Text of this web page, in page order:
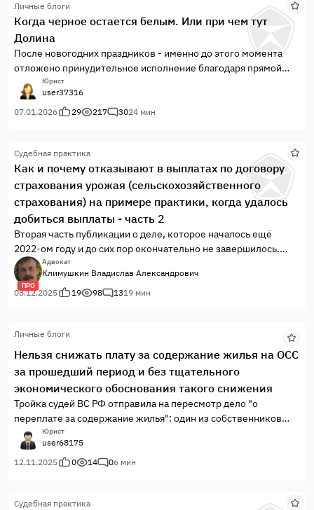
принцип: ваше поведение должно быть последовательным.
Если вы вчера пили с контрагентом чай и признавали
договор, а сегодня в суде заявляете, что «подпись не моя и
кружка не та», – готовьтесь к встрече с доктриной venire
contra factum proprium (запрет противоречивого поведения).
Вот ваш чек-лист, чтобы не стать жертвой собственной
юридической гибкости.
Личные блоги
Когда черное остается белым. Или при чем тут
Долина
После новогодних праздников - именно до этого момента
отложено принудительное исполнение благодаря прямой
линии с Президентом РФ, а вовсе не потому, что требования
приставов выходят за пределы полномочий, за пределы
исполнительных документов и выданы эти требования в
с несовершеннолетним, о выселении которого судебного
решения нет, будут выселяться из своего домовладения
принудительно. Первичные правоустанавливающие
документы ни для кого "не имеют значения". Черное
осталось белым, а трое человек лишаются имущества и
жилья.
Юрист
user37316
07.01.2026
29 217 3024 мин
Судебная практика
Как и почему отказывают в выплатах по договору
страхования урожая (сельскохозяйственного
страхования) на примере практики, когда удалось
добиться выплаты - часть 2
Вторая часть публикации о деле, которое началось ещё
2022-ом году и до сих пор окончательно не завершилось.
Сельскохозяйственное страхование (страхование урожая)
регулируется отдельным Законом, и уже на этом уровне
заложена возможность, а точнее – невозможность, выплат,
взысканиях по такому договору, причём, не всегда
обоснованно. Так было и в описываемом случае. Создана
целая система в целях недопущения выплат
сельхозпроизводителям. Данная система раскрыта в
публикации, а также раскрыто как с ней бороться.
ПРО
Адвокат
Климушкин Владислав Александрович
08.12.2025
19 98 1319 мин
Личные блоги
Нельзя снижать плату за содержание жилья на ОСС
за прошедший период и без тщательного
экономического обоснования такого снижения
Тройка судей ВС РФ отправила на пересмотр дело "о
переплате за содержание жилья": один из собственников
помещений в МКД обратился с иском о пересчете (зачёте на
будущие периоды) переплаты, которая возникла из-за
снижения на ОСС ставки платы за управление, содержание и
Юрист
user68175
12.11.2025
0 14 06 мин
Судебная практика